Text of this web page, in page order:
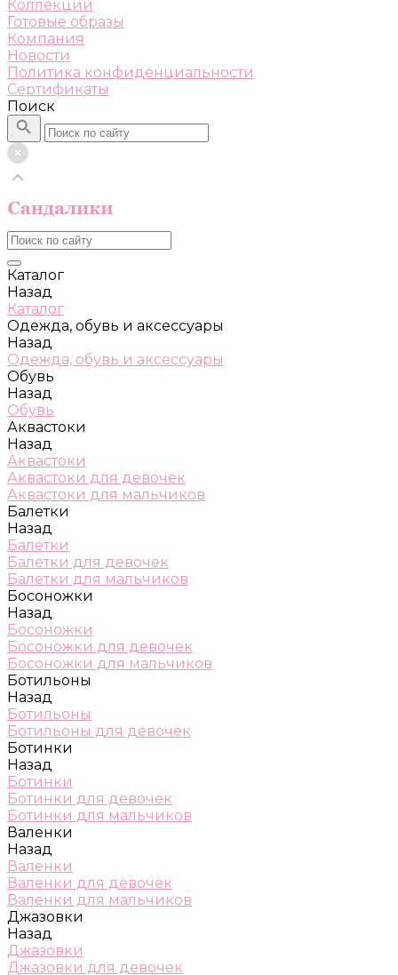
Коллекции
Готовые образы
Компания
Новости
Политика конфиденциальности
Сертификаты
Поиск
Каталог
Назад
Каталог
Одежда, обувь и аксессуары
Назад
Одежда, обувь и аксессуары
Обувь
Назад
Обувь
Аквастоки
Назад
Аквастоки
Аквастоки для девочек
Аквастоки для мальчиков
Балетки
Назад
Балетки
Балетки для девочек
Балетки для мальчиков
Босоножки
Назад
Босоножки
Босоножки для девочек
Босоножки для мальчиков
Ботильоны
Назад
Ботильоны
Ботильоны для девочек
Ботинки
Назад
Ботинки
Ботинки для девочек
Ботинки для мальчиков
Валенки
Назад
Валенки
Валенки для девочек
Валенки для мальчиков
Джазовки
Назад
Джазовки
Джазовки для девочек